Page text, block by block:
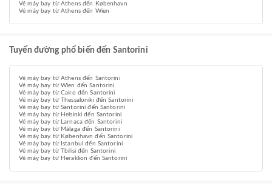
Vé máy bay từ Athens đến København
Vé máy bay từ Athens đến Wien
Tuyến đường phổ biến đến Santorini
Vé máy bay từ Athens đến Santorini
Vé máy bay từ Wien đến Santorini
Vé máy bay từ Cairo đến Santorini
Vé máy bay từ Thessaloniki đến Santorini
Vé máy bay từ Santorini đến Santorini
Vé máy bay từ Helsinki đến Santorini
Vé máy bay từ Larnaca đến Santorini
Vé máy bay từ Málaga đến Santorini
Vé máy bay từ København đến Santorini
Vé máy bay từ Istanbul đến Santorini
Vé máy bay từ Tbilisi đến Santorini
Vé máy bay từ Heraklion đến Santorini